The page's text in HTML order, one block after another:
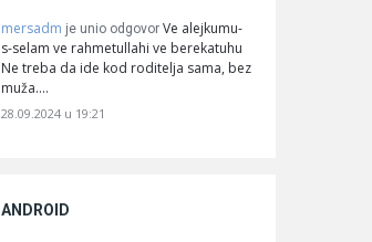
mersadm je unio odgovor Ve alejkumu-
s-selam ve rahmetullahi ve berekatuhu
Ne treba da ide kod roditelja sama, bez
muža.…
28.09.2024 u 19:21
ANDROID